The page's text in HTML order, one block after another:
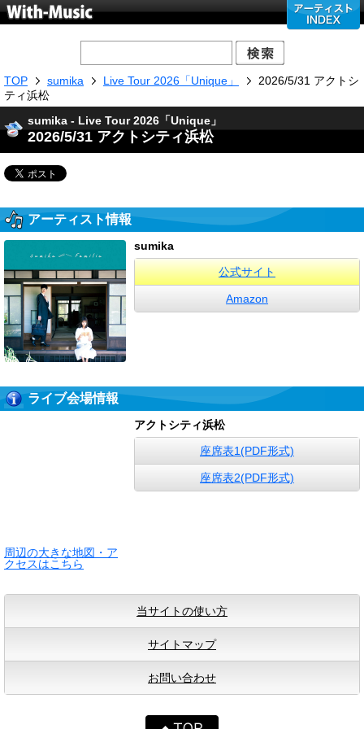
TOP sumika Live Tour 2026「Unique」
2026/5/31 アクトシ
ティ浜松
sumika - Live Tour 2026「Unique」
2026/5/31 アクトシティ浜松
アーティスト情報
sumika
公式サイト
Amazon
ライブ会場情報
周辺の大きな地図・ア
クセスはこちら
アクトシティ浜松
座席表1(PDF形式)
座席表2(PDF形式)
当サイトの使い方
サイトマップ
お問い合わせ